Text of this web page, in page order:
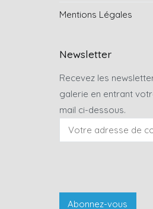
Mentions Légales
Newsletter
Recevez les
galerie en entrant
mail ci-dessous.